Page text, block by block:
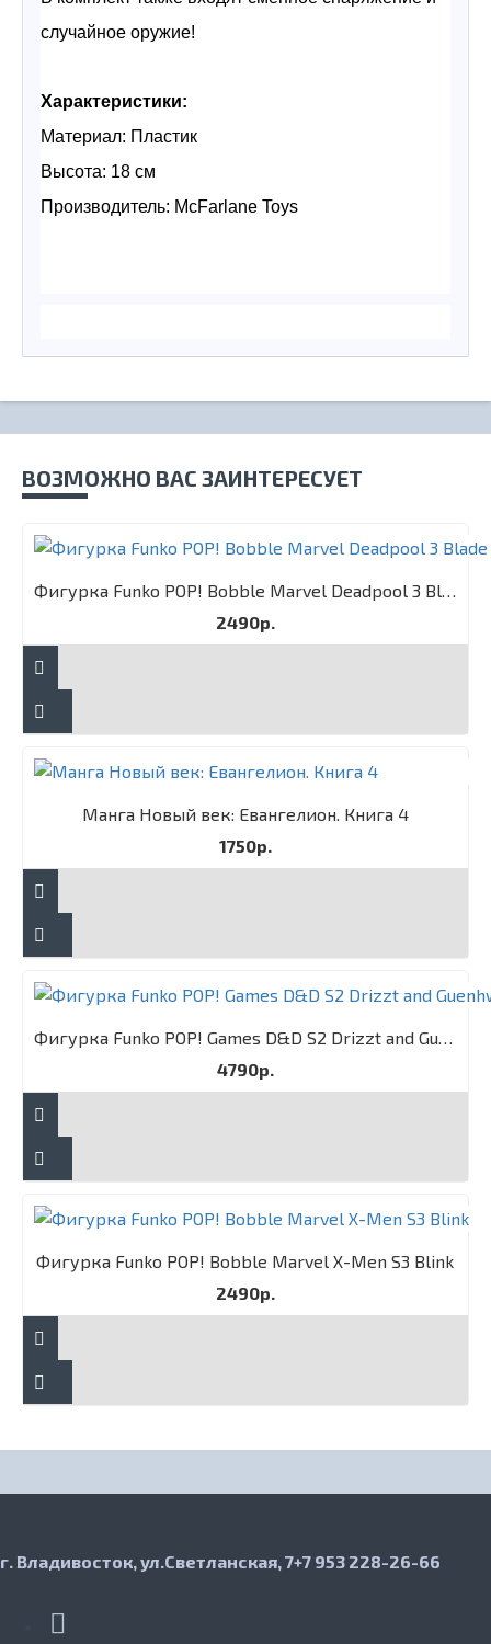
случайное оружие!
Характеристики:
Материал: Пластик
Высота: 18 см
Производитель: McFarlane Toys
ВОЗМОЖНО ВАС ЗАИНТЕРЕСУЕТ
Фигурка Funko POP! Bobble Marvel Deadpool 3 Blade
2490р.
Манга Новый век: Евангелион. Книга 4
1750р.
Фигурка Funko POP! Games D&D S2 Drizzt and Guenhwyvar 2PK
4790р.
Фигурка Funko POP! Bobble Marvel X-Men S3 Blink
2490р.
г. Владивосток, ул.Светланская, 7+7 953 228-26-66